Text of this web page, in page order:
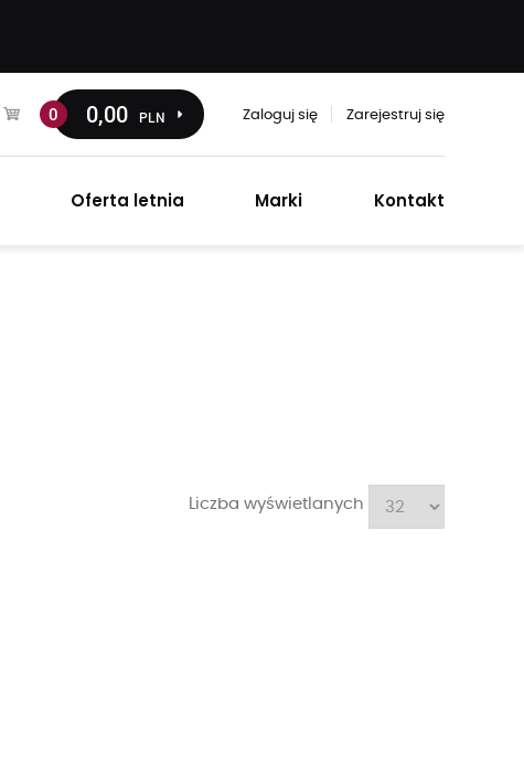
0 0,00 PLN Zaloguj się Zarejestruj się
Oferta letnia Marki Kontakt
Liczba wyświetlanych